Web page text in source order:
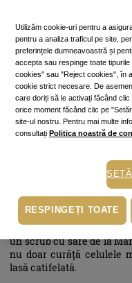
Pielea se reînnoiește
reprezintă doar
a circulației sanguine.
poate fi încetinit din
alimentaţie,
porilor, erupţii sub
exfolierea, fie ea
în acest sens.
Ce facem înainte
măsuri pe care să le
exfoliază-te mereu
suficient timp pentru
Dacă vorbim despre o
începe cu o baie sau un
un scrub cu sare de la
nu doar curăță celulele
lasă catifelată.
Utilizăm cookie-uri pentru a
pentru a analiza traficul pe site,
preferințele dumneavoastră și
accepta sau respinge toate
cookies" sau "Reject cookies", în
cookie strict necesare. De
care doriți să le activați făcând
orice moment făcând clic pe
site-ul nostru. Pentru mai multe
consultați Politica noastră de
RESPINGEȚI TOATE